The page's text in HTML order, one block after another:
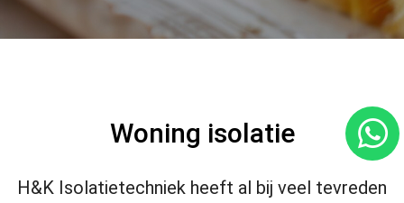
Woning isolatie
H&K Isolatietechniek heeft al bij veel tevreden